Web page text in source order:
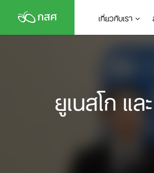
content
เกี่ยวกับเรา
ยูเนสโก แ